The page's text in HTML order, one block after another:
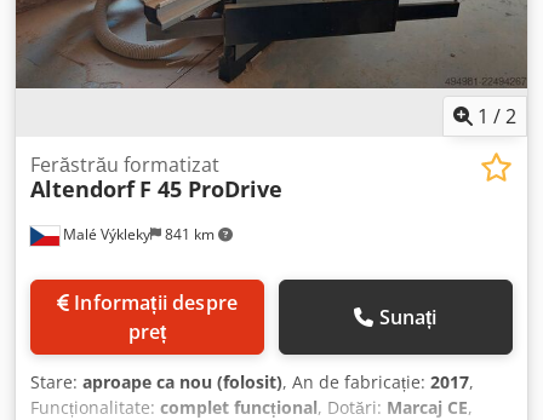
1 /2
Malé Výkleky 841 km
Ferăstrău formatizat
Altendorf F 45 ProDrive
preț
Sunați
Stare: aproape ca nou (folosit), An de fabricație: 2017,
Funcționalitate: complet funcțional, Dotări: Marcaj CE,